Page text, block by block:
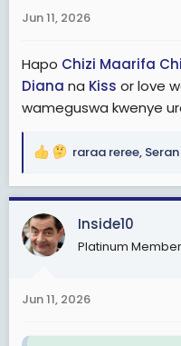
s
Jun 11, 2026
Hapo Chizi Maarifa
Diana na Kiss or love
wameguswa kwenye
R
a
c
t
i
s
raraa reree, Seran
Inside10
Platinum Member
Jun 11, 2026